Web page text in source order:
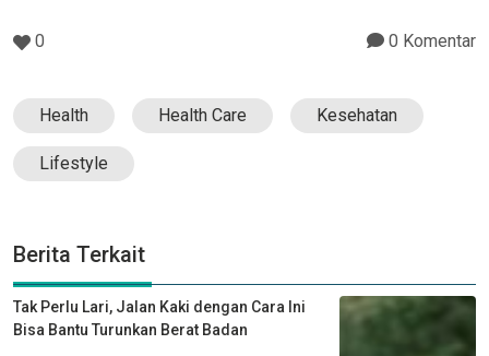
0 0 Komentar
Health Health Care Kesehatan
Lifestyle
Berita Terkait
Tak Perlu Lari, Jalan Kaki dengan Cara Ini
Bisa Bantu Turunkan Berat Badan